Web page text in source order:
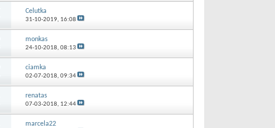
Celutka
31-10-2019, 16:08
monkas
24-10-2018, 08:13
ciamka
02-07-2018, 09:34
renatas
07-03-2018, 12:44
marcela22